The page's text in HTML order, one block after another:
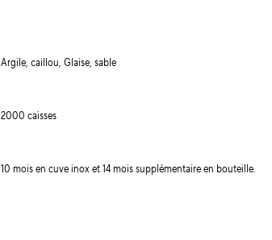
Argile, caillou, Glaise, sable
2000 caisses
10 mois en cuve inox et 14 mois supplémentaire en bouteille.